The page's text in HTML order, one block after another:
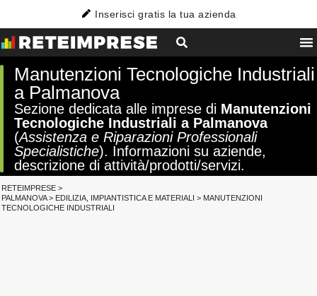
Inserisci gratis la tua azienda
Manutenzioni Tecnologiche Industriali
a Palmanova
Sezione dedicata alle imprese di Manutenzioni
Tecnologiche Industriali a Palmanova
(Assistenza e Riparazioni Professionali
Specialistiche). Informazioni su aziende,
descrizione di attività/prodotti/servizi.
RETEIMPRESE >
PALMANOVA> EDILIZIA, IMPIANTISTICA E MATERIALI > MANUTENZIONI
TECNOLOGICHE INDUSTRIALI